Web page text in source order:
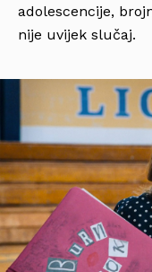
adolescencije,
nije uvijek slučaj.